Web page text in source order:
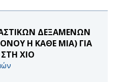
ΔΕΞΑΜΕΝΩΝ
Η ΚΑΘΕ ΜΙΑ) ΓΙΑ
ΧΙΟ